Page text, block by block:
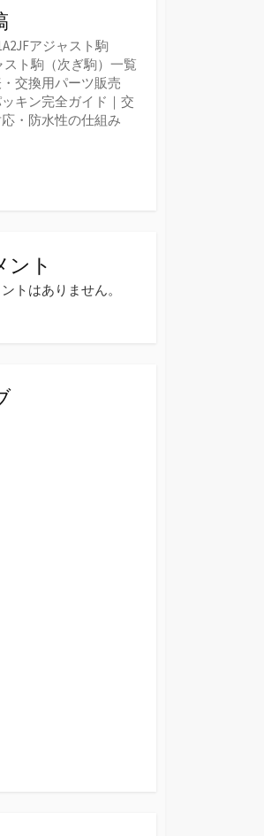
アジャスト駒
スト駒（次ぎ駒）一覧
・交換用パーツ販売
ッキン完全ガイド｜交
・防水性の仕組み
ント
トはありません。